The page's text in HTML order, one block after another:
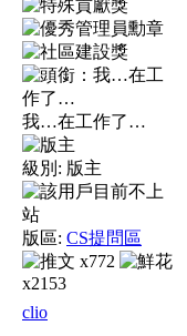
我…在工作了…
級別: 版主
版區: CS提問區
x772
x2153
clio